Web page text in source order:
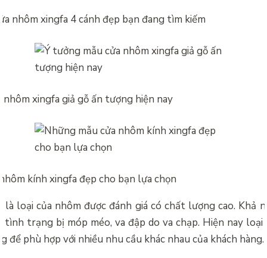
nhôm xingfa 4 cánh đẹp bạn đang tìm kiếm
nhôm xingfa giả gỗ ấn tượng hiện nay
kính xingfa đẹp cho bạn lựa chọn
là loại của nhôm được đánh giá có chất lượng cao. Khả
trạng bị móp méo, va đập do va chạp. Hiện nay loại
để phù hợp với nhiều nhu cầu khác nhau của khách hàng.